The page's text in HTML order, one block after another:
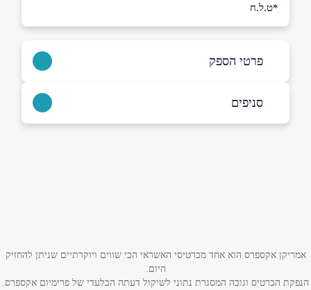
*ט.ל.ח
פרטי הספק
באתר בפייסבוק
אימייל*
סניפים
אמריקן אקספרס הוא אחד מכרטיסי האשראי הכי שווים ויוקרתיים שניתן להחזיק
היום.
הנפקת הכרטיס וגובה המסגרת נתוני לשיקול דעתה הבלעדי של פרימיום אקספרס.